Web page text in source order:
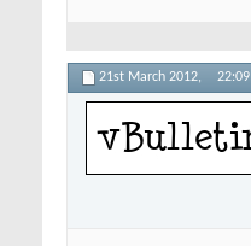
21st March 2012, 22:09